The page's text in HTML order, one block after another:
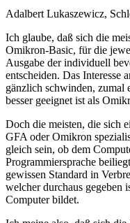
Adalbert Lukaszewicz,
Ich glaube, daß sich die
Omikron-Basic, für die
Ausgabe der individuell
entscheiden. Das Interesse
gänzlich schwinden, zumal
besser geeignet ist als
Doch die meisten, die sich
GFA oder Omikron
gleich sein, ob dem
Programmiersprache
gewissen Standard in
welcher durchaus gegeben
Computer bildet.